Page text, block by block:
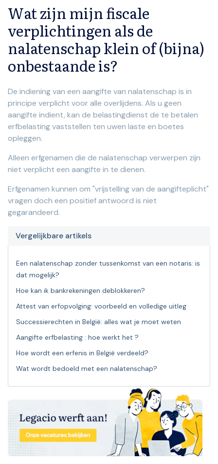
Vergelijkbare artikels
Een nalatenschap zonder tussenkomst van een notaris: is
dat mogelijk?
Hoe kan ik bankrekeningen deblokkeren?
Attest van erfopvolging: voorbeeld en volledige uitleg
Successierechten in België: alles wat je moet weten
Aangifte erfbelasting : hoe werkt het ?
Hoe wordt een erfenis in België verdeeld?
Wat wordt bedoeld met een nalatenschap?
Wat zijn mijn fiscale
verplichtingen als de
nalatenschap klein of (bijna)
onbestaande is?
De indiening van een aangifte van nalatenschap is in
principe verplicht voor alle overlijdens. Als u geen
aangifte indient, kan de belastingdienst de te betalen
erfbelasting vaststellen ten uwen laste en boetes
opleggen.
Alleen erfgenamen die de nalatenschap verwerpen zijn
niet verplicht een aangifte in te dienen.
Erfgenamen kunnen om "vrijstelling van de aangifteplicht"
vragen doch een positief antwoord is niet
gegarandeerd.